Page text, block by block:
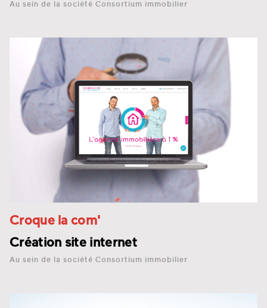
Au sein de la société Consortium immobilier
Croque la com'
Création site internet
Au sein de la société Consortium immobilier